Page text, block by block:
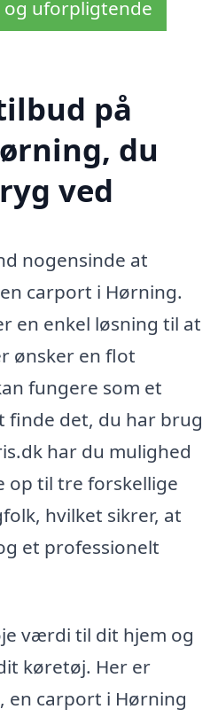
og uforpligtende
på
du
ved
nogensinde at
carport i Hørning.
en enkel løsning til at
ønsker en flot
fungere som et
finde det, du har brug
har du mulighed
op til tre forskellige
hvilket sikrer, at
et professionelt
værdi til dit hjem og
køretøj. Her er
en carport i Hørning